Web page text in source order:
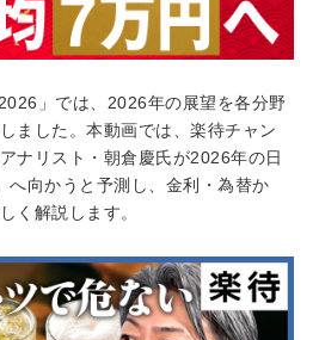
」では、2026年の展望を各分野
ました。本動画では、楽待チャン
ナリスト・朝倉慶氏が2026年の日
へ向かうと予測し、金利・為替か
く解説します。